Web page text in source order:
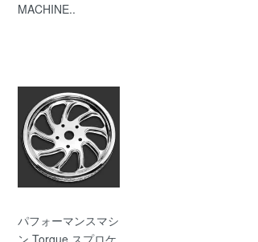
MACHINE..
パフォーマンスマシ
ン Torque スプロケ